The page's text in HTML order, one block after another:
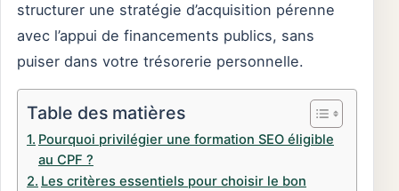
structurer une stratégie d’acquisition pérenne
avec l’appui de financements publics, sans
puiser dans votre trésorerie personnelle.
Table des matières
Pourquoi privilégier une formation SEO éligible
au CPF ?
Les critères essentiels pour choisir le bon